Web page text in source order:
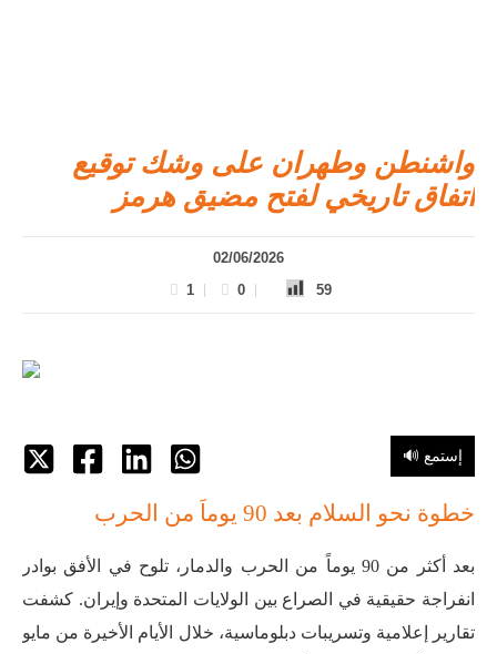
واشنطن وطهران على وشك توقيع
اتفاق تاريخي لفتح مضيق هرمز
02/06/2026
1
0 59
🔊 إستمع
خطوة نحو السلام بعد 90 يوماً من الحرب
بعد أكثر من 90 يوماً من الحرب والدمار، تلوح في الأفق بوادر
انفراجة حقيقية في الصراع بين الولايات المتحدة وإيران. كشفت
تقارير إعلامية وتسريبات دبلوماسية، خلال الأيام الأخيرة من مايو